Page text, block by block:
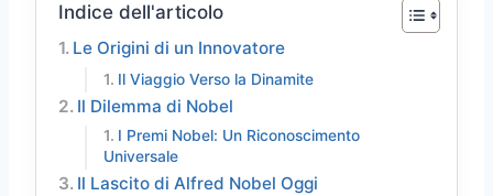
Indice dell'articolo
Le Origini di un Innovatore
Il Viaggio Verso la Dinamite
Il Dilemma di Nobel
I Premi Nobel: Un Riconoscimento
Universale
Il Lascito di Alfred Nobel Oggi